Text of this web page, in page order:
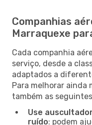
Companhias
Marraquexe
Cada companhia
serviço, desde a
adaptados a
Para melhorar ainda
também as
Use
ruído: podem